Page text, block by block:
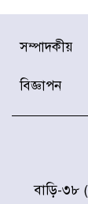
সম্পাদকীয়
বিজ্ঞাপন
বাড়ি-৩৮